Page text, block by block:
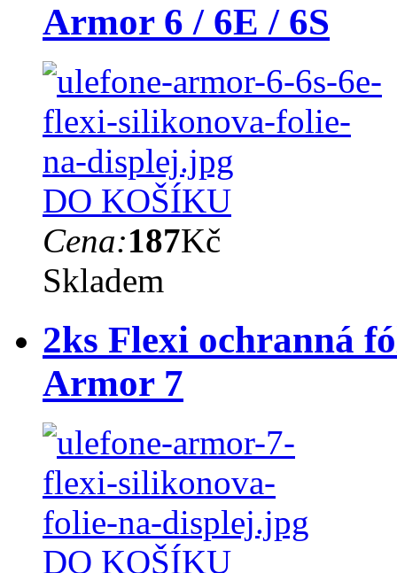
Armor 6 / 6E / 6S
DO KOŠÍKU
Cena:187Kč
Skladem
2ks Flexi ochranná
Armor 7
DO KOŠÍKU